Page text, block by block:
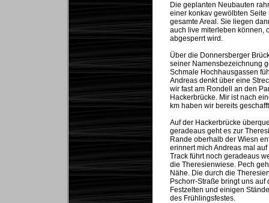
Die geplanten Neubauten
einer konkav gewölbten
gesamte Areal. Sie liegen
auch live miterleben können,
abgesperrt wird.
Über die Donnersberger
seiner Namensbezeichnung
Schmale Hochhausgassen
Andreas denkt über eine
wir fast am Rondell an den
Hackerbrücke. Mir ist nach
km haben wir bereits
Auf der Hackerbrücke
geradeaus geht es zur
Rande oberhalb der Wiesn
erinnert mich Andreas mal
Track führt noch geradeaus
die Theresienwiese. Pech
Nähe. Die durch die
Pschorr-Straße bringt uns
Festzelten und einigen
des Frühlingsfestes.